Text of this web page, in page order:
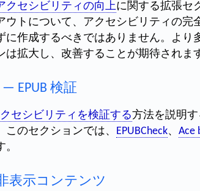
クセシビリティの向上に関する拡張セ
ウトについて、アクセシビリティの完
に作成するべきではありません。より
は拡大し、改善することが期待されま
EPUB 検証
セシビリティを検証する方法を説明
のセクションでは、 EPUBCheck、 Ace
表示コンテンツ